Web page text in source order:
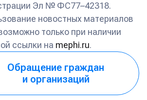
Эл № ФС77–42318.
новостных материалов
только при наличии
ссылки на mephi.ru.
Обращение граждан
и организаций